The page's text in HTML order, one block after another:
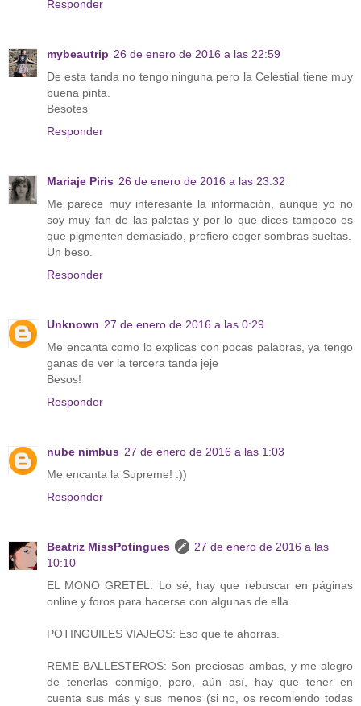
Responder
mybeautrip 26 de enero de 2016 a las 22:59
De esta tanda no tengo ninguna pero la Celestial tiene muy
buena pinta.
Besotes
Responder
Mariaje Piris 26 de enero de 2016 a las 23:32
Me parece muy interesante la información, aunque yo no
soy muy fan de las paletas y por lo que dices tampoco es
que pigmenten demasiado, prefiero coger sombras sueltas.
Un beso.
Responder
Unknown 27 de enero de 2016 a las 0:29
Me encanta como lo explicas con pocas palabras, ya tengo
ganas de ver la tercera tanda jeje
Besos!
Responder
nube nimbus 27 de enero de 2016 a las 1:03
Me encanta la Supreme! :))
Responder
Beatriz MissPotingues
27 de enero de 2016 a las
10:10
EL MONO GRETEL: Lo sé, hay que rebuscar en páginas
online y foros para hacerse con algunas de ella.
POTINGUILES VIAJEOS: Eso que te ahorras.
REME BALLESTEROS: Son preciosas ambas, y me alegro
de tenerlas conmigo, pero, aún así, hay que tener en
cuenta sus más y sus menos (si no, os recomiendo todas